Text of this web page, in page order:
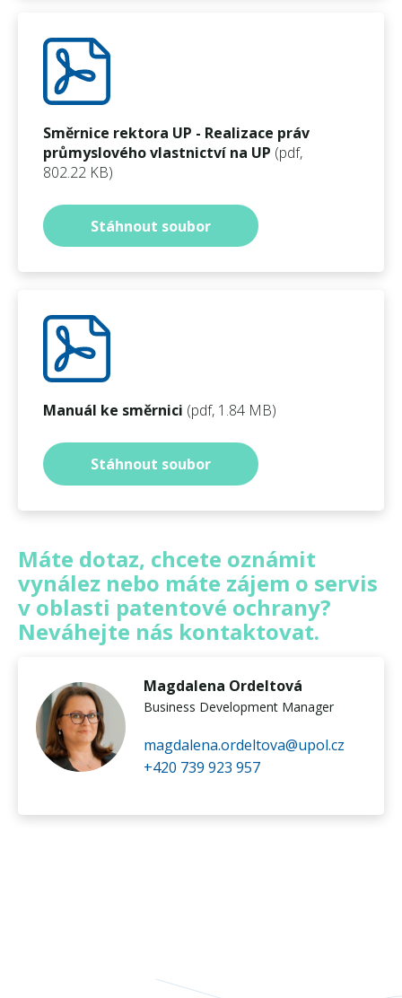
Směrnice rektora UP - Realizace práv
průmyslového vlastnictví na UP (pdf,
802.22 KB)
Stáhnout soubor
Manuál ke směrnici (pdf, 1.84 MB)
Stáhnout soubor
Máte dotaz, chcete oznámit
vynález nebo máte zájem o servis
v oblasti patentové ochrany?
Neváhejte nás kontaktovat.
Magdalena Ordeltová
Business Development Manager
magdalena.ordeltova@upol.cz
+420 739 923 957